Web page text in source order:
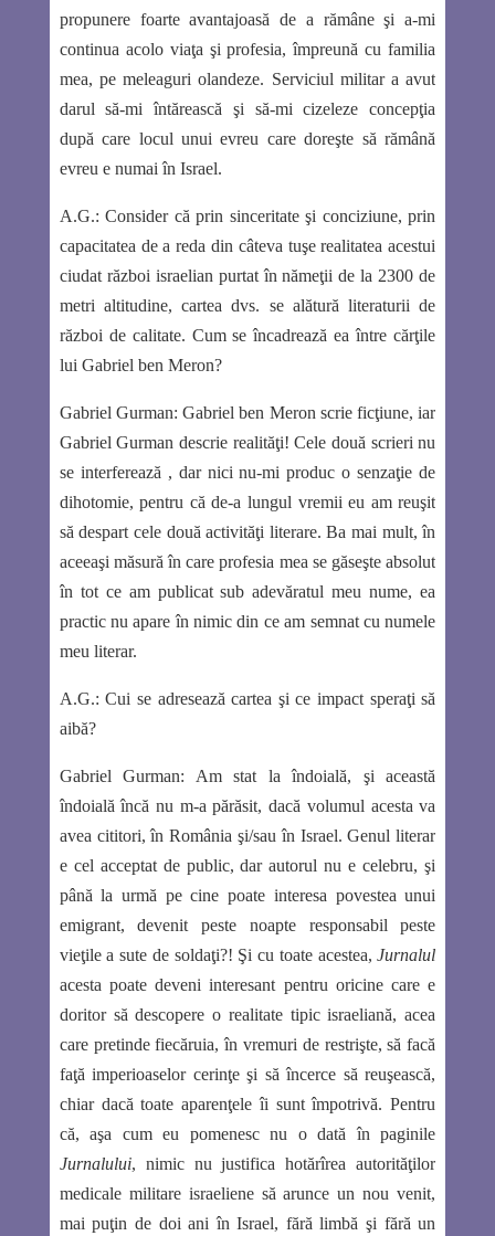
propunere foarte avantajoasă de a rămâne şi a-mi
continua acolo viaţa şi profesia, împreună cu familia
mea, pe meleaguri olandeze. Serviciul militar a avut
darul să-mi întărească şi să-mi cizeleze concepţia
după care locul unui evreu care doreşte să rămână
evreu e numai în Israel.
A.G.: Consider că prin sinceritate şi conciziune, prin
capacitatea de a reda din câteva tuşe realitatea acestui
ciudat război israelian purtat în nămeţii de la 2300 de
metri altitudine, cartea dvs. se alătură literaturii de
război de calitate. Cum se încadrează ea între cărţile
lui Gabriel ben Meron?
Gabriel Gurman:Gabriel ben Meron scrie ficţiune, iar
Gabriel Gurman descrie realităţi! Cele două scrieri nu
se interferează , dar nici nu-mi produc o senzaţie de
dihotomie, pentru că de-a lungul vremii eu am reuşit
să despart cele două activităţi literare. Ba mai mult, în
aceeaşi măsură în care profesia mea se găseşte absolut
în tot ce am publicat sub adevăratul meu nume, ea
practic nu apare în nimic din ce am semnat cu numele
meu literar.
A.G.: Cui se adresează cartea şi ce impact speraţi să
aibă?
Gabriel Gurman: Am stat la îndoială, şi această
îndoială încă nu m-a părăsit, dacă volumul acesta va
avea cititori, în România şi/sau în Israel. Genul literar
e cel acceptat de public, dar autorul nu e celebru, şi
până la urmă pe cine poate interesa povestea unui
emigrant, devenit peste noapte responsabil peste
vieţile a sute de soldaţi?! Şi cu toate acestea,Jurnalul
acesta poate deveni interesant pentru oricine care e
doritor să descopere o realitate tipic israeliană, acea
care pretinde fiecăruia, în vremuri de restrişte, să facă
faţă imperioaselor cerinţe şi să încerce să reuşească,
chiar dacă toate aparenţele îi sunt împotrivă. Pentru
că, aşa cum eu pomenesc nu o dată în paginile
Jurnalului, nimic nu justifica hotărîrea autorităţilor
medicale militare israeliene să arunce un nou venit,
mai puţin de doi ani în Israel, fără limbă şi fără un